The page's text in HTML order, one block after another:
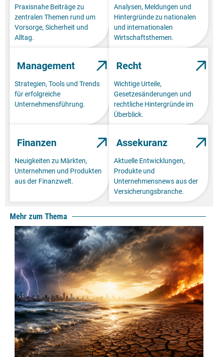
Praxisnahe Beiträge zu
zentralen Themen rund um
Vorsorge, Sicherheit und
Alltag.
Analysen, Meldungen und
Hintergründe zu nationalen
und internationalen
Wirtschaftsthemen.
Management
Strategien, Tools und Trends
für erfolgreiche
Unternehmensführung.
Recht
Wichtige Urteile,
Gesetzesänderungen und
rechtliche Hintergründe im
Überblick.
Finanzen
Neuigkeiten zu Märkten,
Unternehmen und Produkten
aus der Finanzwelt.
Assekuranz
Aktuelle Entwicklungen,
Produkte und
Unternehmensnews aus der
Versicherungsbranche.
Mehr zum Thema